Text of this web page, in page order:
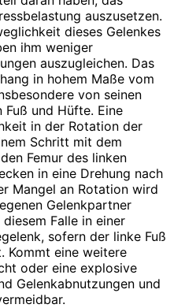
auszusetzen.
dieses Gelenkes
ihm weniger
auszugleichen. Das
in hohem Maße vom
von seinen
und Hüfte. Eine
in der Rotation der
Schritt mit dem
Femur des linken
in eine Drehung nach
Mangel an Rotation wird
Gelenkpartner
Falle in einer
sofern der linke Fuß
Kommt eine weitere
oder eine explosive
Gelenkabnutzungen und